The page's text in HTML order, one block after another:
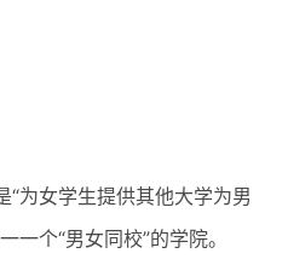
为女学生提供其他大学为男
个“男女同校”的学院。